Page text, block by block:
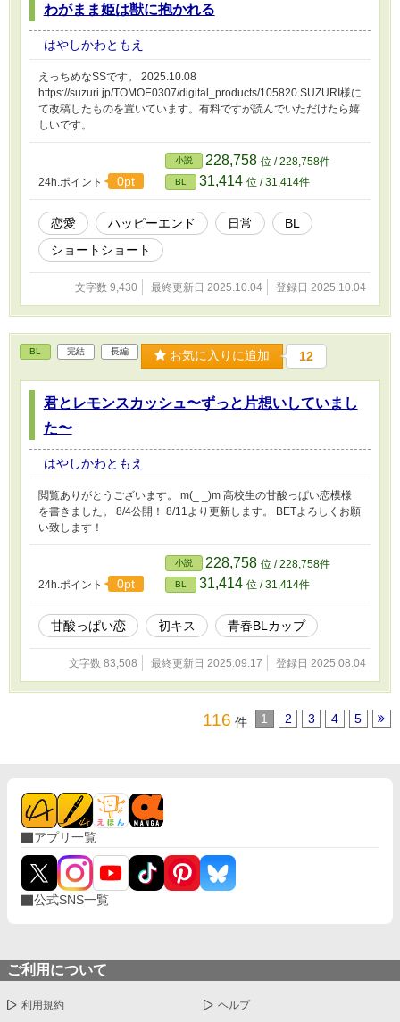
わがまま姫は獣に抱かれる
はやしかわともえ
えっちめなSSです。 2025.10.08
https://suzuri.jp/TOMOE0307/digital_products/105820 SUZURI様に
て改稿したものを置いています。有料ですが読んでいただけたら嬉
しいです。
24h.ポイント 0pt
小説 228,758 位 / 228,758件
BL 31,414 位 / 31,414件
恋愛 ハッピーエンド 日常
BL
ショートショート
文字数 9,430 最終更新日 2025.10.04 登録日 2025.10.04
BL 完結 長編 お気に入りに追加 12
君とレモンスカッシュ〜ずっと片想いしていまし
た〜
はやしかわともえ
閲覧ありがとうございます。 m(_ _)m 高校生の甘酸っぱい恋模様
を書きました。 8/4公開！ 8/11より更新します。 BETよろしくお願
い致します！
24h.ポイント 0pt
小説 228,758 位 / 228,758件
BL 31,414 位 / 31,414件
甘酸っぱい恋 初キス 青春BLカップ​
文字数 83,508 最終更新日 2025.09.17 登録日 2025.08.04
116 件 1 2 3 4 5
アプリ一覧
公式SNS一覧
ご利用について
利用規約 ヘルプ